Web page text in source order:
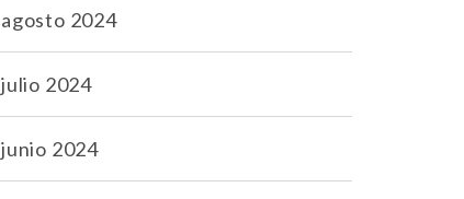
agosto 2024
julio 2024
junio 2024